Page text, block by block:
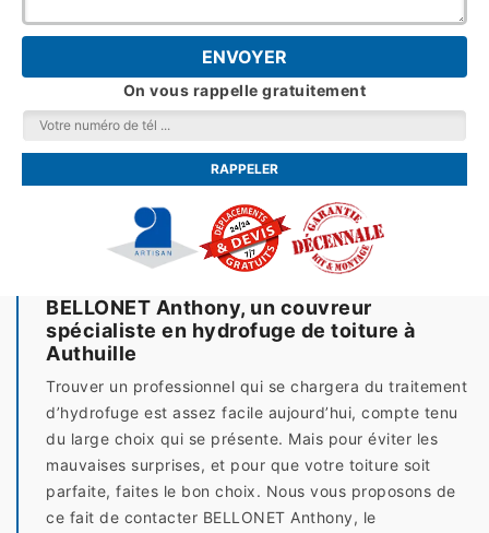
On vous rappelle gratuitement
BELLONET Anthony, un couvreur
spécialiste en hydrofuge de toiture à
Authuille
Trouver un professionnel qui se chargera du traitement
d’hydrofuge est assez facile aujourd’hui, compte tenu
du large choix qui se présente. Mais pour éviter les
mauvaises surprises, et pour que votre toiture soit
parfaite, faites le bon choix. Nous vous proposons de
ce fait de contacter BELLONET Anthony, le